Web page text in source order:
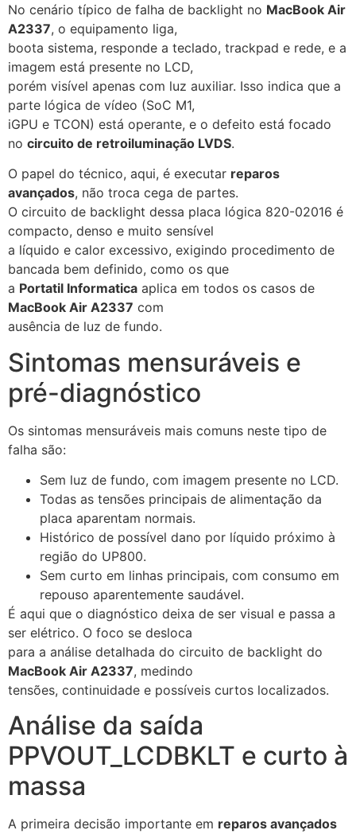
No cenário típico de falha de backlight no MacBook Air
A2337, o equipamento liga,
boota sistema, responde a teclado, trackpad e rede, e a
imagem está presente no LCD,
porém visível apenas com luz auxiliar. Isso indica que a
parte lógica de vídeo (SoC M1,
iGPU e TCON) está operante, e o defeito está focado
no circuito de retroiluminação LVDS.
O papel do técnico, aqui, é executar reparos
avançados, não troca cega de partes.
O circuito de backlight dessa placa lógica 820-02016 é
compacto, denso e muito sensível
a líquido e calor excessivo, exigindo procedimento de
bancada bem definido, como os que
a Portatil Informatica aplica em todos os casos de
MacBook Air A2337 com
ausência de luz de fundo.
Sintomas mensuráveis e
pré-diagnóstico
Os sintomas mensuráveis mais comuns neste tipo de
falha são:
Sem luz de fundo, com imagem presente no LCD.
Todas as tensões principais de alimentação da
placa aparentam normais.
Histórico de possível dano por líquido próximo à
região do UP800.
Sem curto em linhas principais, com consumo em
repouso aparentemente saudável.
É aqui que o diagnóstico deixa de ser visual e passa a
ser elétrico. O foco se desloca
para a análise detalhada do circuito de backlight do
MacBook Air A2337, medindo
tensões, continuidade e possíveis curtos localizados.
Análise da saída
PPVOUT_LCDBKLT e curto à
massa
A primeira decisão importante em reparos avançados